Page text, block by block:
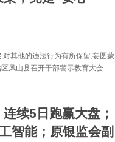
其他的违法行为有所保留,妄图蒙
凤山县召开干部警示教育大会.
续5日跑赢大盘；
智能；原银监会副